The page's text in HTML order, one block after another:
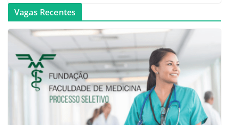
Vagas Recentes